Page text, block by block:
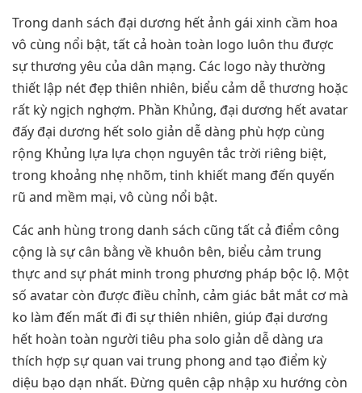
Trong danh sách đại dương hết ảnh gái xinh cầm hoa
vô cùng nổi bật, tất cả hoàn toàn logo luôn thu được
sự thương yêu của dân mạng. Các logo này thường
thiết lập nét đẹp thiên nhiên, biểu cảm dễ thương hoặc
rất kỳ ngịch nghợm. Phần Khủng, đại dương hết avatar
đấy đại dương hết solo giản dễ dàng phù hợp cùng
rộng Khủng lựa lựa chọn nguyên tắc trời riêng biệt,
trong khoảng nhẹ nhõm, tinh khiết mang đến quyến
rũ and mềm mại, vô cùng nổi bật.
Các anh hùng trong danh sách cũng tất cả điểm công
cộng là sự cân bằng về khuôn bên, biểu cảm trung
thực and sự phát minh trong phương pháp bộc lộ. Một
số avatar còn được điều chỉnh, cảm giác bắt mắt cơ mà
ko làm đến mất đi đi sự thiên nhiên, giúp đại dương
hết hoàn toàn người tiêu pha solo giản dễ dàng ưa
thích hợp sự quan vai trung phong and tạo điểm kỳ
diệu bạo dạn nhất. Đừng quên cập nhập xu hướng còn